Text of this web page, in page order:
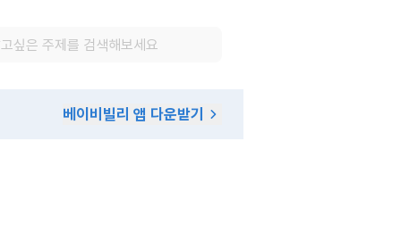
베이비빌리 앱 다운받기